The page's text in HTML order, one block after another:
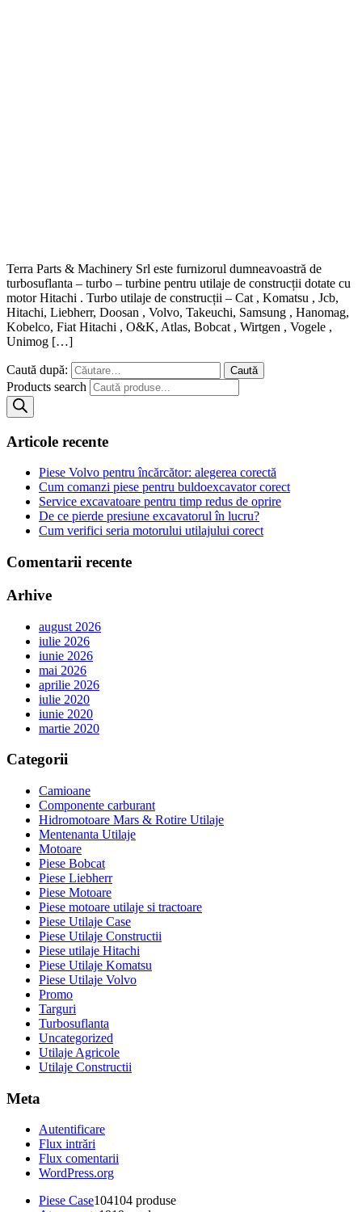
Terra Parts & Machinery Srl este furnizorul dumneavoastră de
turbosuflanta – turbo – turbine pentru utilaje de construcții dotate cu
motor Hitachi . Turbo utilaje de construcții – Cat , Komatsu , Jcb,
Hitachi, Liebherr, Doosan , Volvo, Takeuchi, Samsung , Hanomag,
Kobelco, Fiat Hitachi , O&K, Atlas, Bobcat , Wirtgen , Vogele ,
Unimog […]
Caută după:
Products search
Articole recente
Piese Volvo pentru încărcător: alegerea corectă
Cum comanzi piese pentru buldoexcavator corect
Service excavatoare pentru timp redus de oprire
De ce pierde presiune excavatorul în lucru?
Cum verifici seria motorului utilajului corect
Comentarii recente
Arhive
august 2026
iulie 2026
iunie 2026
mai 2026
aprilie 2026
iulie 2020
iunie 2020
martie 2020
Categorii
Camioane
Componente carburant
Hidromotoare Mars & Rotire Utilaje
Mentenanta Utilaje
Motoare
Piese Bobcat
Piese Liebherr
Piese Motoare
Piese motoare utilaje si tractoare
Piese Utilaje Case
Piese Utilaje Constructii
Piese utilaje Hitachi
Piese Utilaje Komatsu
Piese Utilaje Volvo
Promo
Targuri
Turbosuflanta
Uncategorized
Utilaje Agricole
Utilaje Constructii
Meta
Autentificare
Flux intrări
Flux comentarii
WordPress.org
Piese Case104104 produse